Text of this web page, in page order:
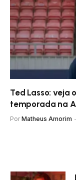
Ted Lasso: veja
temporada na
Por Matheus Amorim